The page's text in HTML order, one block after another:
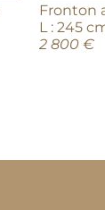
Fronton
L : 245
2 800 €